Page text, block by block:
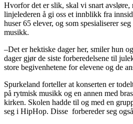
Hvorfor det er slik, skal vi snart avsløre,
linjelederen å gi oss et innblikk fra
huser 65 elever, og som spesialiserer
musikk.
–Det er hektiske dager her, smiler hun
dager gjør de siste forberedelsene til
store begivenhetene for elevene og de
Spurkeland forteller at konserten er
på rytmisk musikk og en annen med
kirken. Skolen hadde til og med en
seg i HipHop. Disse forbereder seg